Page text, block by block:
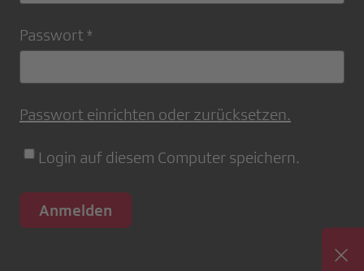
Passwort
Passwort einrichten oder zurücksetzen.
Login auf diesem Computer speichern.